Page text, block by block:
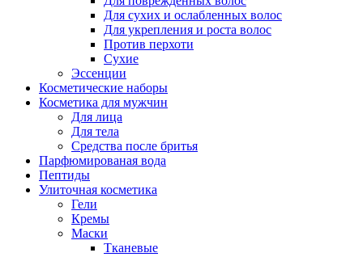
Для сухих и ослабленных волос
Для укрепления и роста волос
Против перхоти
Сухие
Эссенции
Косметические наборы
Косметика для мужчин
Для лица
Для тела
Средства после бритья
Парфюмированая вода
Пептиды
Улиточная косметика
Гели
Кремы
Маски
Тканевые